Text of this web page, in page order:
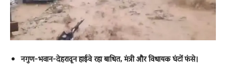
LIVE
नगुण-भवान-देहरादून हाईवे रहा बाधित, मंत्री और विधायक घंटों फंसे।